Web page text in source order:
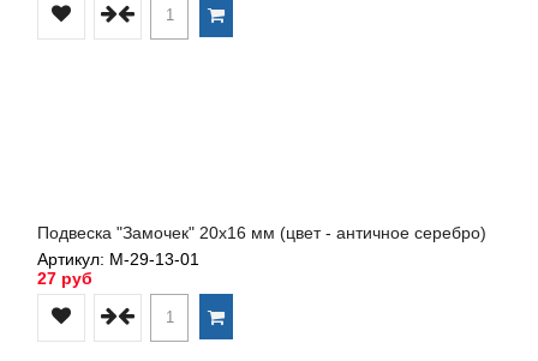
Подвеска "Замочек" 20х16 мм (цвет - античное серебро)
Артикул: М-29-13-01
27 руб